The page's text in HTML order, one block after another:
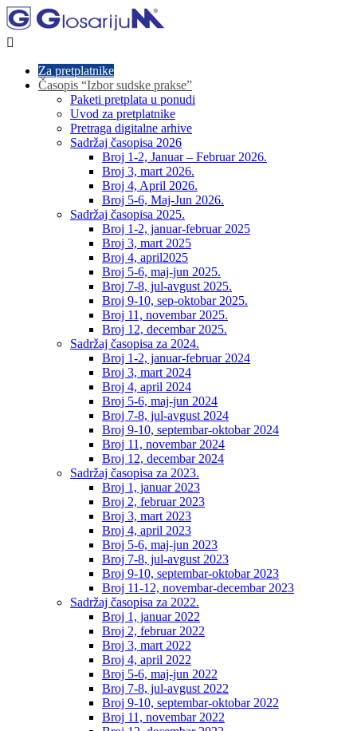

Za pretplatnike
Časopis “Izbor sudske prakse”
Paketi pretplata u ponudi
Uvod za pretplatnike
Pretraga digitalne arhive
Sadržaj časopisa 2026
Broj 1-2, Januar – Februar 2026.
Broj 3, mart 2026.
Broj 4, April 2026.
Broj 5-6, Maj-Jun 2026.
Sadržaj časopisa 2025.
Broj 1-2, januar-februar 2025
Broj 3, mart 2025
Broj 4, april2025
Broj 5-6, maj-jun 2025.
Broj 7-8, jul-avgust 2025.
Broj 9-10, sep-oktobar 2025.
Broj 11, novembar 2025.
Broj 12, decembar 2025.
Sadržaj časopisa za 2024.
Broj 1-2, januar-februar 2024
Broj 3, mart 2024
Broj 4, april 2024
Broj 5-6, maj-jun 2024
Broj 7-8, jul-avgust 2024
Broj 9-10, septembar-oktobar 2024
Broj 11, novembar 2024
Broj 12, decembar 2024
Sadržaj časopisa za 2023.
Broj 1, januar 2023
Broj 2, februar 2023
Broj 3, mart 2023
Broj 4, april 2023
Broj 5-6, maj-jun 2023
Broj 7-8, jul-avgust 2023
Broj 9-10, septembar-oktobar 2023
Broj 11-12, novembar-decembar 2023
Sadržaj časopisa za 2022.
Broj 1, januar 2022
Broj 2, februar 2022
Broj 3, mart 2022
Broj 4, april 2022
Broj 5-6, maj-jun 2022
Broj 7-8, jul-avgust 2022
Broj 9-10, septembar-oktobar 2022
Broj 11, novembar 2022